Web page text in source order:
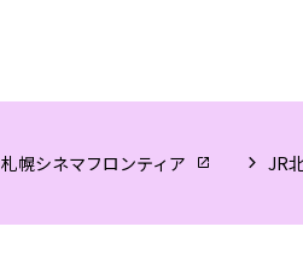
札幌シネマフロンティア JR